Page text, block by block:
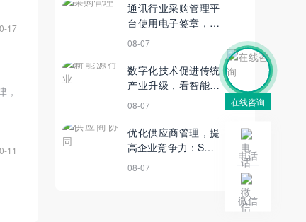
17
，
11
通讯行业采购管理平
台使用电子签章，推
动采购合同电子化
08-07
数字化技术促进传统
产业升级，看智能供
应链系统如何赋能锂
08-07
优化供应商管理，提
高企业竞争力：SRM
供应商系统在大健康
08-07
在线咨询
电话
微信